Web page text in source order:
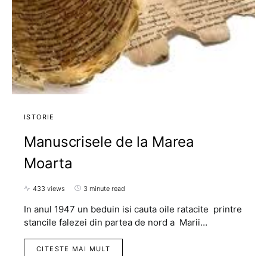
ISTORIE
Manuscrisele de la Marea
Moarta
433 views 3 minute read
In anul 1947 un beduin isi cauta oile ratacite printre
stancile falezei din partea de nord a Marii…
CITESTE MAI MULT